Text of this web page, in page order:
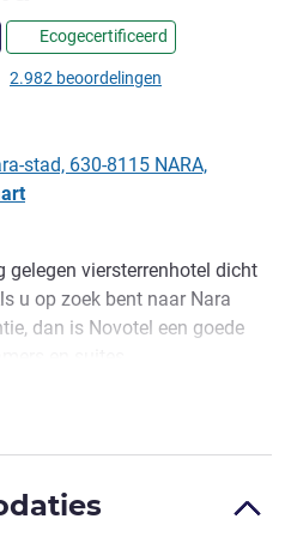
Ecogecertificeerd
beoordeling)
2.982 beoordelingen
stad, 630-8115 NARA,
gelegen viersterrenhotel dicht
u op zoek bent naar Nara
dan is Novotel een goede
en prachtig uitzicht over de
voor elke gast.